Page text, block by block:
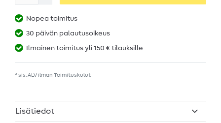
Nopea toimitus
30 päivän palautusoikeus
Ilmainen toimitus yli 150 € tilauksille
* sis. ALV ilman Toimituskulut
Lisätiedot